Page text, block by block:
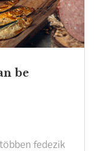
be
fedezik